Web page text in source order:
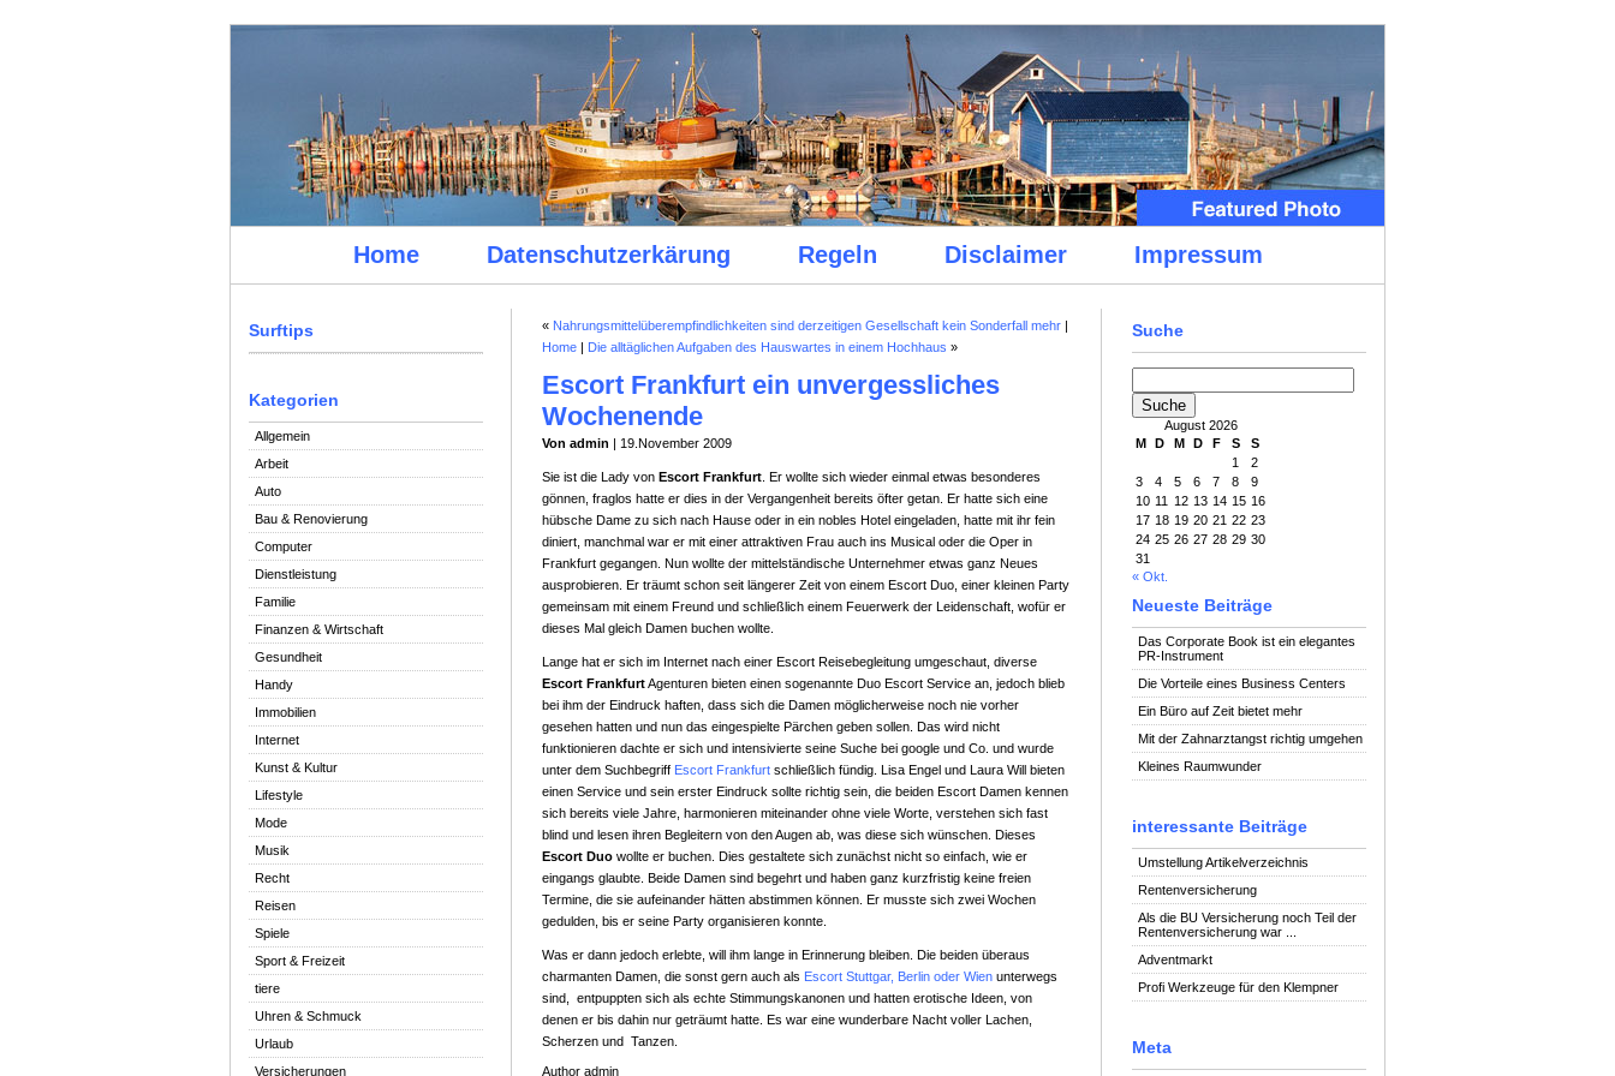
Home Datenschutzerkärung Regeln Disclaimer Impressum
Surftips
Kategorien
Allgemein
Arbeit
Auto
Bau & Renovierung
Computer
Dienstleistung
Familie
Finanzen & Wirtschaft
Gesundheit
Handy
Immobilien
Internet
Kunst & Kultur
Lifestyle
Mode
Musik
Recht
Reisen
Spiele
Sport & Freizeit
tiere
Uhren & Schmuck
Urlaub
Versicherungen
Suche
August 2026
M D M D F S
S
1
2
3
4 5 6 7 8
9
10 11 12 13 14 15 16
17 18 19 20 21 22 23
24 25 26 27 28 29 30
31
« Okt.
Neueste Beiträge
Das Corporate Book ist ein elegantes
PR-Instrument
Die Vorteile eines Business Centers
Ein Büro auf Zeit bietet mehr
Mit der Zahnarztangst richtig umgehen
Kleines Raumwunder
interessante Beiträge
Umstellung Artikelverzeichnis
Rentenversicherung
Als die BU Versicherung noch Teil der
Rentenversicherung war ...
Adventmarkt
Profi Werkzeuge für den Klempner
Meta
« Nahrungsmittelüberempfindlichkeiten sind derzeitigen Gesellschaft kein Sonderfall mehr |
Home | Die alltäglichen Aufgaben des Hauswartes in einem Hochhaus »
Escort Frankfurt ein unvergessliches
Wochenende
Von admin | 19.November 2009
Sie ist die Lady von Escort Frankfurt . Er wollte sich wieder einmal etwas besonderes
gönnen, fraglos hatte er dies in der Vergangenheit bereits öfter getan. Er hatte sich eine
hübsche Dame zu sich nach Hause oder in ein nobles Hotel eingeladen, hatte mit ihr fein
diniert, manchmal war er mit einer attraktiven Frau auch ins Musical oder die Oper in
Frankfurt gegangen. Nun wollte der mittelständische Unternehmer etwas ganz Neues
ausprobieren. Er träumt schon seit längerer Zeit von einem Escort Duo, einer kleinen Party
gemeinsam mit einem Freund und schließlich einem Feuerwerk der Leidenschaft, wofür er
dieses Mal gleich Damen buchen wollte.
Lange hat er sich im Internet nach einer Escort Reisebegleitung umgeschaut, diverse
Escort FrankfurtAgenturen bieten einen sogenannte Duo Escort Service an, jedoch blieb
bei ihm der Eindruck haften, dass sich die Damen möglicherweise noch nie vorher
gesehen hatten und nun das eingespielte Pärchen geben sollen. Das wird nicht
funktionieren dachte er sich und intensivierte seine Suche bei google und Co. und wurde
unter dem Suchbegriff Escort Frankfurt schließlich fündig. Lisa Engel und Laura Will bieten
einen Service und sein erster Eindruck sollte richtig sein, die beiden Escort Damen kennen
sich bereits viele Jahre, harmonieren miteinander ohne viele Worte, verstehen sich fast
blind und lesen ihren Begleitern von den Augen ab, was diese sich wünschen. Dieses
Escort Duo wollte er buchen. Dies gestaltete sich zunächst nicht so einfach, wie er
eingangs glaubte. Beide Damen sind begehrt und haben ganz kurzfristig keine freien
Termine, die sie aufeinander hätten abstimmen können. Er musste sich zwei Wochen
gedulden, bis er seine Party organisieren konnte.
Was er dann jedoch erlebte, will ihm lange in Erinnerung bleiben. Die beiden überaus
charmanten Damen, die sonst gern auch als Escort Stuttgar, Berlin oder Wien unterwegs
sind, entpuppten sich als echte Stimmungskanonen und hatten erotische Ideen, von
denen er bis dahin nur geträumt hatte. Es war eine wunderbare Nacht voller Lachen,
Scherzen und Tanzen.
Author admin